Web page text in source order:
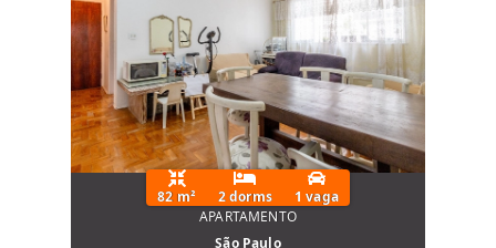
82 m² 2 dorms
1 vaga
APARTAMENTO
São Paulo